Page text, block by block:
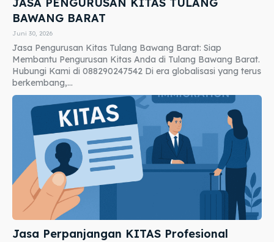
BAWANG BARAT
Juni 30, 2026
Jasa Pengurusan Kitas Tulang Bawang Barat: Siap
Membantu Pengurusan Kitas Anda di Tulang Bawang Barat.
Hubungi Kami di 088290247542 Di era globalisasi yang terus
berkembang,...
Jasa Perpanjangan KITAS Profesional